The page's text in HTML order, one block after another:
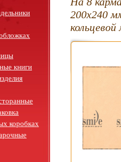
книги
коробках
200х240
кольцевой